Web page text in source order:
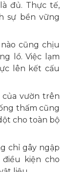
đủ. Thực tế,
sự bền vững
cũng chịu
lồ. Việc lạm
lên kết cấu
vườn trên
thấm cũng
cho toàn bộ
chỉ gây ngập
kiện cho